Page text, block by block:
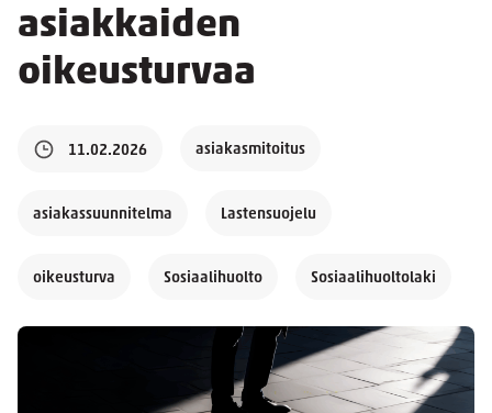
asiakkaiden
oikeusturvaa
11.02.2026 asiakasmitoitus
asiakassuunnitelma Lastensuojelu
oikeusturva Sosiaalihuolto Sosiaalihuoltolaki